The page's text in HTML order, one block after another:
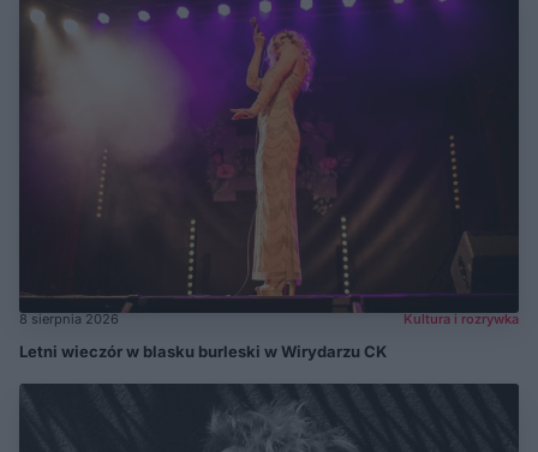
8 sierpnia 2026 Kultura i rozrywka
Letni wieczór w blasku burleski w Wirydarzu CK